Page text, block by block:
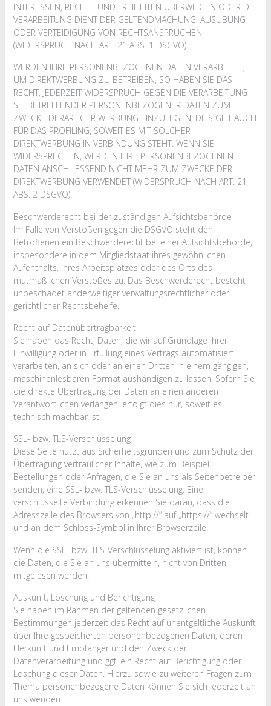
INTERESSEN, RECHTE UND FREIHEITEN ÜBERWIEGEN ODER DIE
VERARBEITUNG DIENT DER GELTENDMACHUNG, AUSÜBUNG
ODER VERTEIDIGUNG VON RECHTSANSPRÜCHEN
(WIDERSPRUCH NACH ART. 21 ABS. 1 DSGVO).
WERDEN IHRE PERSONENBEZOGENEN DATEN VERARBEITET,
UM DIREKTWERBUNG ZU BETREIBEN, SO HABEN SIE DAS
RECHT, JEDERZEIT WIDERSPRUCH GEGEN DIE VERARBEITUNG
SIE BETREFFENDER PERSONENBEZOGENER DATEN ZUM
ZWECKE DERARTIGER WERBUNG EINZULEGEN; DIES GILT AUCH
FÜR DAS PROFILING, SOWEIT ES MIT SOLCHER
DIREKTWERBUNG IN VERBINDUNG STEHT. WENN SIE
WIDERSPRECHEN, WERDEN IHRE PERSONENBEZOGENEN
DATEN ANSCHLIESSEND NICHT MEHR ZUM ZWECKE DER
DIREKTWERBUNG VERWENDET (WIDERSPRUCH NACH ART. 21
ABS. 2 DSGVO).
Beschwerde­recht bei der zuständigen Aufsichts­behörde
Im Falle von Verstößen gegen die DSGVO steht den
Betroffenen ein Beschwerderecht bei einer Aufsichtsbehörde,
insbesondere in dem Mitgliedstaat ihres gewöhnlichen
Aufenthalts, ihres Arbeitsplatzes oder des Orts des
mutmaßlichen Verstoßes zu. Das Beschwerderecht besteht
unbeschadet anderweitiger verwaltungsrechtlicher oder
gerichtlicher Rechtsbehelfe.
Recht auf Daten­übertrag­barkeit
Sie haben das Recht, Daten, die wir auf Grundlage Ihrer
Einwilligung oder in Erfüllung eines Vertrags automatisiert
verarbeiten, an sich oder an einen Dritten in einem gängigen,
maschinenlesbaren Format aushändigen zu lassen. Sofern Sie
die direkte Übertragung der Daten an einen anderen
Verantwortlichen verlangen, erfolgt dies nur, soweit es
technisch machbar ist.
SSL- bzw. TLS-Verschlüsselung
Diese Seite nutzt aus Sicherheitsgründen und zum Schutz der
Übertragung vertraulicher Inhalte, wie zum Beispiel
Bestellungen oder Anfragen, die Sie an uns als Seitenbetreiber
senden, eine SSL- bzw. TLS-Verschlüsselung. Eine
verschlüsselte Verbindung erkennen Sie daran, dass die
Adresszeile des Browsers von „http://“ auf „https://“ wechselt
und an dem Schloss-Symbol in Ihrer Browserzeile.
Wenn die SSL- bzw. TLS-Verschlüsselung aktiviert ist, können
die Daten, die Sie an uns übermitteln, nicht von Dritten
mitgelesen werden.
Auskunft, Löschung und Berichtigung
Sie haben im Rahmen der geltenden gesetzlichen
Bestimmungen jederzeit das Recht auf unentgeltliche Auskunft
über Ihre gespeicherten personenbezogenen Daten, deren
Herkunft und Empfänger und den Zweck der
Datenverarbeitung und ggf. ein Recht auf Berichtigung oder
Löschung dieser Daten. Hierzu sowie zu weiteren Fragen zum
Thema personenbezogene Daten können Sie sich jederzeit an
uns wenden.